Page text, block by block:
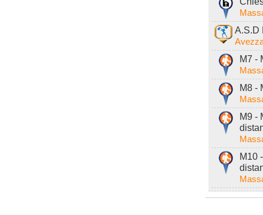
A.S.D
M7 -
M8 -
M9 -
M10